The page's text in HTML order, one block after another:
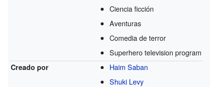
Ciencia ficción
Aventuras
Comedia de terror
Superhero television program
Creado por
Haim Saban
Shuki Levy